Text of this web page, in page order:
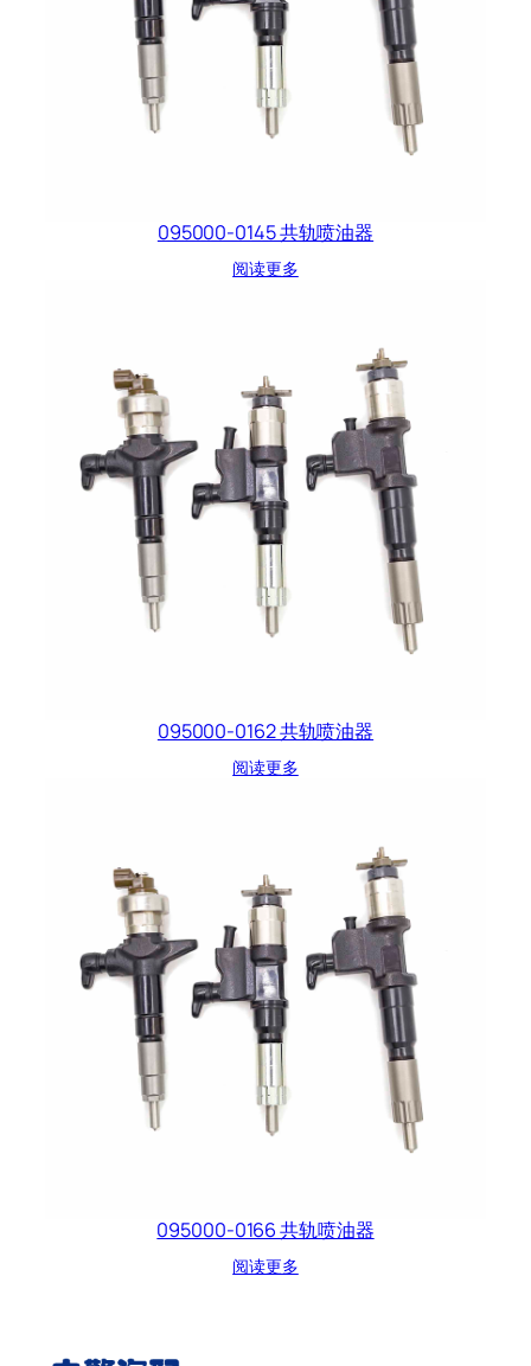
095000-0145 共轨喷油器
阅读更多
095000-0162 共轨喷油器
阅读更多
095000-0166 共轨喷油器
阅读更多